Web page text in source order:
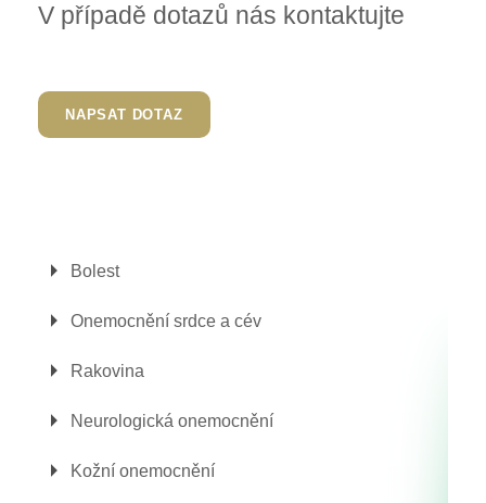
V případě dotazů nás kontaktujte
NAPSAT DOTAZ
Bolest
Onemocnění srdce a cév
Rakovina
Neurologická onemocnění
Kožní onemocnění